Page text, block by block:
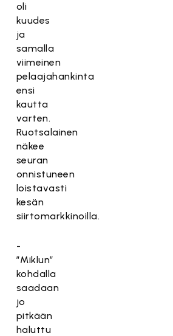
oli
kuudes
ja
samalla
viimeinen
pelaajahankinta
ensi
kautta
varten.
Ruotsalainen
näkee
seuran
onnistuneen
loistavasti
kesän
siirtomarkkinoilla.
-
”Miklun”
kohdalla
saadaan
jo
pitkään
haluttu